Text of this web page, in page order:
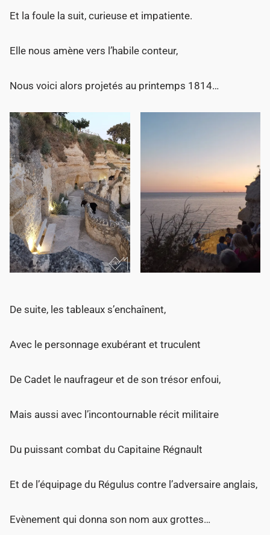
Et la foule la suit, curieuse et impatiente.
Elle nous amène vers l’habile conteur,
Nous voici alors projetés au printemps 1814…
De suite, les tableaux s’enchaînent,
Avec le personnage exubérant et truculent
De Cadet le naufrageur et de son trésor enfoui,
Mais aussi avec l’incontournable récit militaire
Du puissant combat du Capitaine Régnault
Et de l’équipage du Régulus contre l’adversaire anglais,
Evènement qui donna son nom aux grottes…